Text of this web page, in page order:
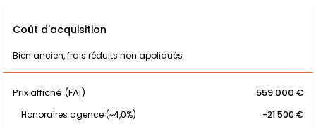
Coût d'acquisition
Bien ancien, frais réduits non appliqués
Prix affiché (FAI) 559 000 €
Honoraires agence (~4,0%)
-21 500 €